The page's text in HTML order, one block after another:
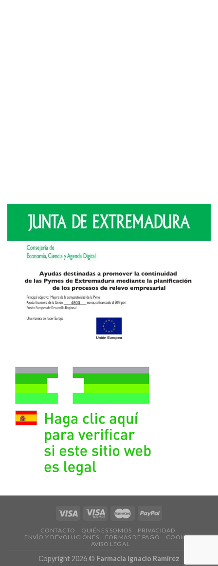
CONTACTO QUIÉNES SOMOS
PRIVACIDAD
ENVÍO Y DEVOLUCIONES
FORMAS DE PAGO
COOKIES
AVISO LEGAL
Copyright 2026 © Farmacia Ignacio Ramírez